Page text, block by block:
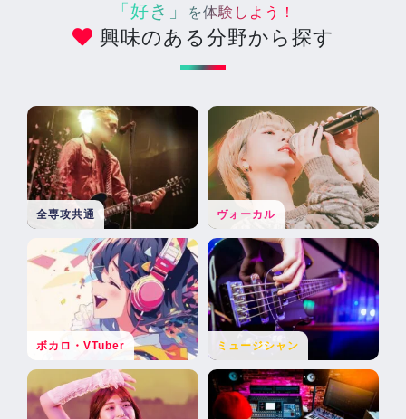
「好き」 を体験しよう！
興味のある分野から探す
全専攻共通 ヴォーカル
ボカロ・VTuber ミュージシャン